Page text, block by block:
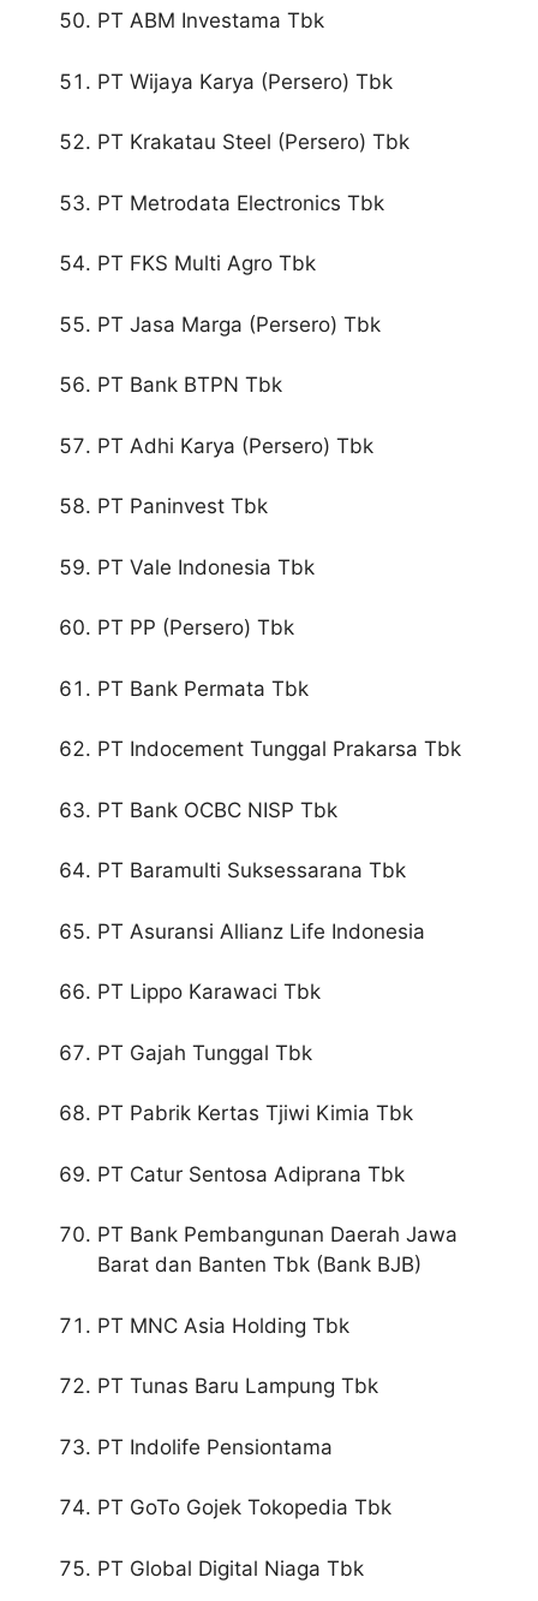
PT ABM Investama Tbk
PT Wijaya Karya (Persero) Tbk
PT Krakatau Steel (Persero) Tbk
PT Metrodata Electronics Tbk
PT FKS Multi Agro Tbk
PT Jasa Marga (Persero) Tbk
PT Bank BTPN Tbk
PT Adhi Karya (Persero) Tbk
PT Paninvest Tbk
PT Vale Indonesia Tbk
PT PP (Persero) Tbk
PT Bank Permata Tbk
PT Indocement Tunggal Prakarsa Tbk
PT Bank OCBC NISP Tbk
PT Baramulti Suksessarana Tbk
PT Asuransi Allianz Life Indonesia
PT Lippo Karawaci Tbk
PT Gajah Tunggal Tbk
PT Pabrik Kertas Tjiwi Kimia Tbk
PT Catur Sentosa Adiprana Tbk
PT Bank Pembangunan Daerah Jawa
Barat dan Banten Tbk (Bank BJB)
PT MNC Asia Holding Tbk
PT Tunas Baru Lampung Tbk
PT Indolife Pensiontama
PT GoTo Gojek Tokopedia Tbk
PT Global Digital Niaga Tbk